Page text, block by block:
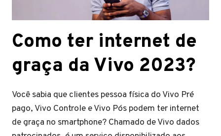
Como ter internet de
graça da Vivo 2023?
Você sabia que clientes pessoa física do Vivo Pré
pago, Vivo Controle e Vivo Pós podem ter internet
de graça no smartphone? Chamado de Vivo dados